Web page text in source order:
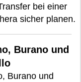
bei einer
sicher planen.
Burano und
Burano und